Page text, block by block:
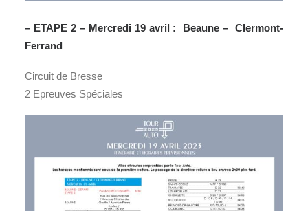
– ETAPE 2 – Mercredi 19 avril : Beaune – Clermont-
Ferrand
Circuit de Bresse
2 Epreuves Spéciales